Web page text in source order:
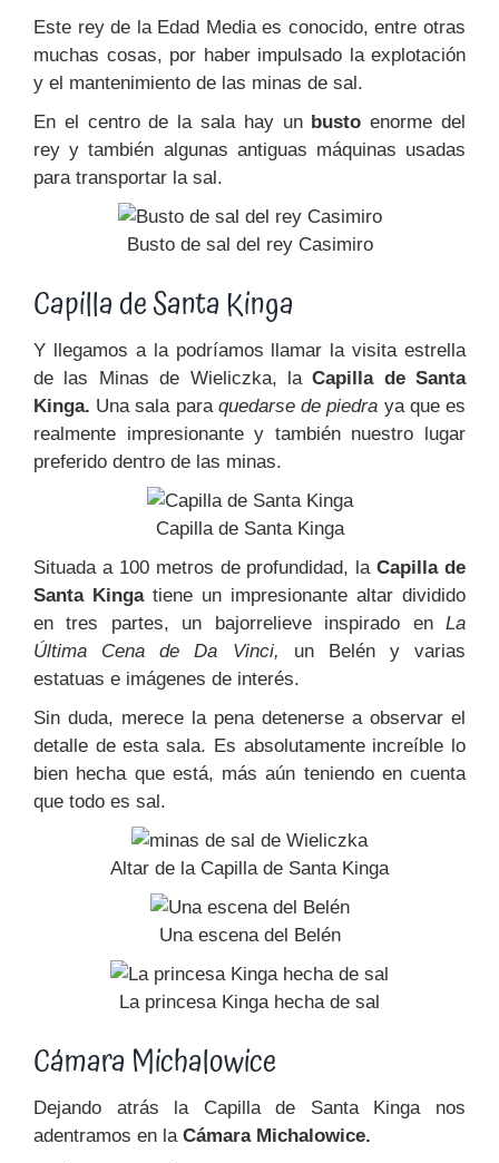
Este rey de la Edad Media es conocido, entre otras
muchas cosas, por haber impulsado la explotación
y el mantenimiento de las minas de sal.
En el centro de la sala hay un busto enorme del
rey y también algunas antiguas máquinas usadas
para transportar la sal.
Busto de sal del rey Casimiro
Capilla de Santa Kinga
Y llegamos a la podríamos llamar la visita estrella
de las Minas de Wieliczka, laCapilla de Santa
Kinga. Una sala para quedarse de piedra ya que es
realmente impresionante y también nuestro lugar
preferido dentro de las minas.
Capilla de Santa Kinga
Situada a 100 metros de profundidad, laCapilla de
Santa Kingatiene un impresionante altar dividido
en tres partes, un bajorrelieve inspirado en La
Última Cena de Da Vinci, un Belén y varias
estatuas e imágenes de interés.
Sin duda, merece la pena detenerse a observar el
detalle de esta sala. Es absolutamente increíble lo
bien hecha que está, más aún teniendo en cuenta
que todo es sal.
Altar de la Capilla de Santa Kinga
Una escena del Belén
La princesa Kinga hecha de sal
Cámara Michalowice
Dejando atrás la Capilla de Santa Kinga nos
adentramos en la Cámara Michalowice.